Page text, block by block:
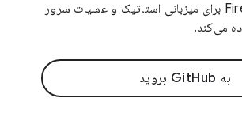
سادگی از Firebase برای میزبانی استاتیک و عملیات سرور
به GitHub بروید